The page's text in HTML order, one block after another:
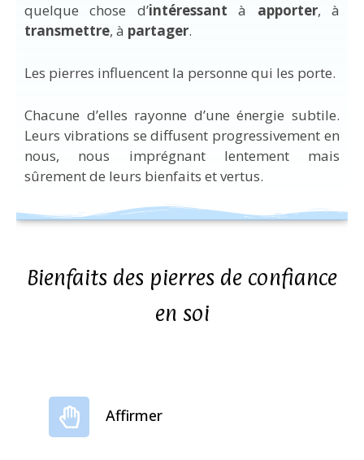
quelque chose d’intéressant à apporter, à
transmettre, à partager.
Les pierres influencent la personne qui les porte.
Chacune d’elles rayonne d’une énergie subtile.
Leurs vibrations se diffusent progressivement en
nous, nous imprégnant lentement mais
sûrement de leurs bienfaits et vertus.
Bienfaits des pierres de confiance
en soi
Affirmer